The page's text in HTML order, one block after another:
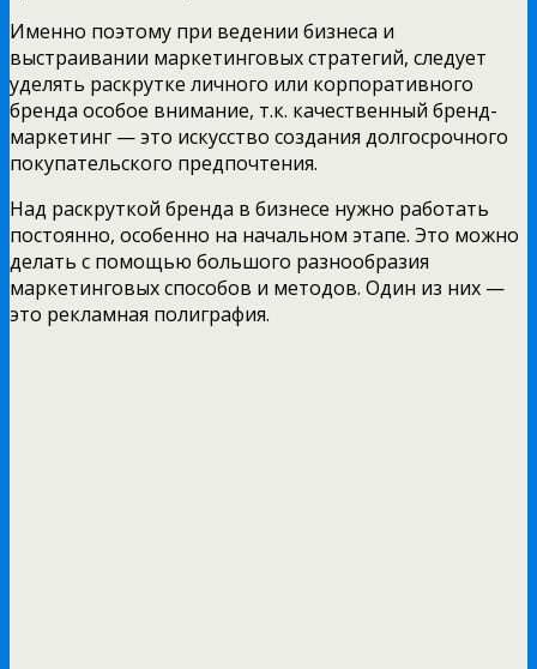
Именно поэтому при ведении бизнеса и
выстраивании маркетинговых стратегий, следует
уделять раскрутке личного или корпоративного
бренда особое внимание, т.к. качественный бренд-
маркетинг — это искусство создания долгосрочного
покупательского предпочтения.
Над раскруткой бренда в бизнесе нужно работать
постоянно, особенно на начальном этапе. Это можно
делать с помощью большого разнообразия
маркетинговых способов и методов. Один из них —
это рекламная полиграфия.